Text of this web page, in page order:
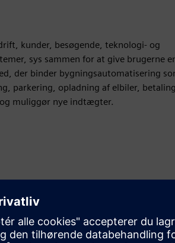
kunder, besøgende, teknologi- og
sys sammen for at give brugerne
der binder bygningsautomatisering
parkering, opladning af elbiler,
muliggør nye indtægter.
videre på et Siemens Xcelerator-